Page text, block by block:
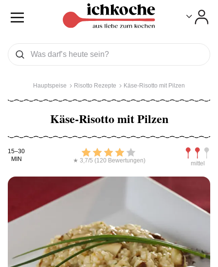
Was wollen Sie suchen
Suchen
Hauptspeise Risotto Rezepte Käse-Risotto mit Pilzen
Käse-Risotto mit Pilzen
Kochdauer
15–30
MIN
Bewerten
★ 3,7/5 (120 Bewertungen) mittel